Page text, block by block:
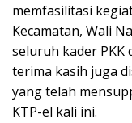
memfasilitasi
Kecamatan, Wali
seluruh kader PKK
terima kasih juga
yang telah
KTP-el kali ini.